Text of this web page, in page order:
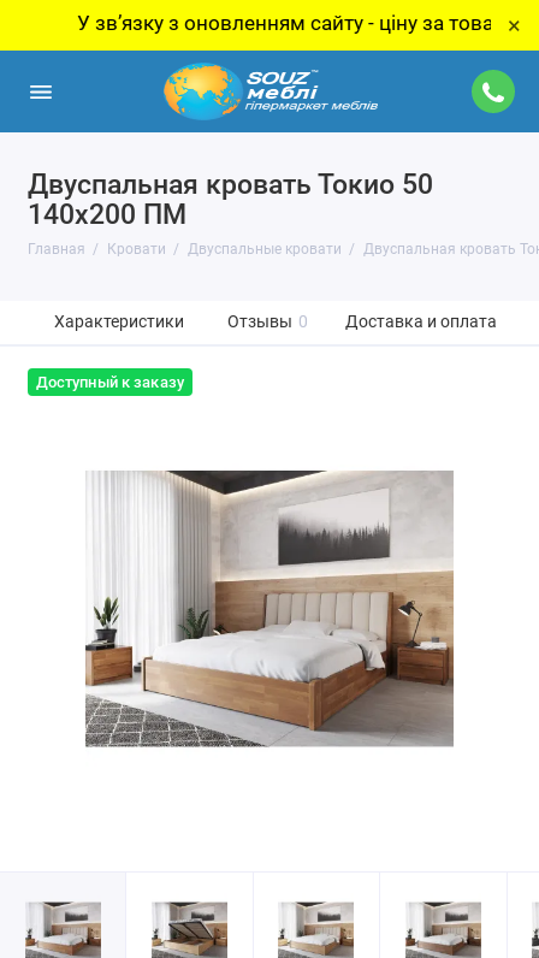
звʼязку з оновленням сайту - ціну за товар ×
Двуспальная кровать Токио 50
140х200 ПМ
Главная Кровати Двуспальные кровати Двуспальная кровать
Характеристики Отзывы 0 Доставка и оплата
Доступный к заказу